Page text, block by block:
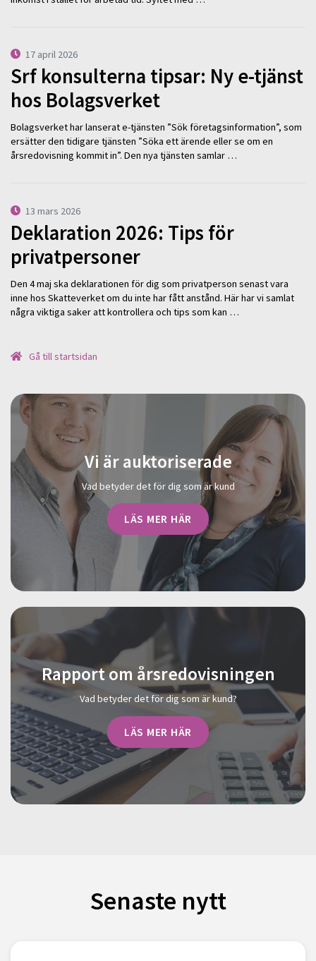
17 april 2026
Srf konsulterna tipsar: Ny e-tjänst
hos Bolagsverket
Bolagsverket har lanserat e-tjänsten ”Sök företagsinformation”, som
ersätter den tidigare tjänsten ”Söka ett ärende eller se om en
årsredovisning kommit in”. Den nya tjänsten samlar …
13 mars 2026
Deklaration 2026: Tips för
privatpersoner
Den 4 maj ska deklarationen för dig som privatperson senast vara
inne hos Skatteverket om du inte har fått anstånd. Här har vi samlat
några viktiga saker att kontrollera och tips som kan …
Gå till startsidan
Vi är auktoriserade
Vad betyder det för dig som är kund
LÄS MER HÄR
Rapport om årsredovisningen
Vad betyder det för dig som är kund?
LÄS MER HÄR
Senaste nytt